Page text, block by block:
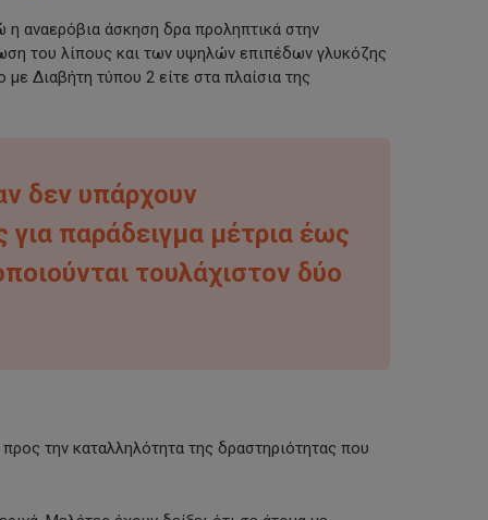
η αναερόβια άσκηση δρα προληπτικά στην
του λίπους και των υψηλών επιπέδων γλυκόζης
Διαβήτη τύπου 2 είτε στα πλαίσια της
δεν υπάρχουν
παράδειγμα μέτρια έως
τουλάχιστον δύο
την καταλληλότητα της δραστηριότητας που